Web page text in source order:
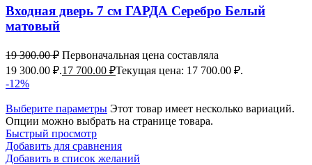
Входная дверь 7 см ГАРДА Серебро Белый
матовый
19 300.00₽ Первоначальная цена составляла
19 300.00 ₽.17 700.00 ₽Текущая цена: 17 700.00 ₽.
-12%
Выберите параметры Этот товар имеет несколько вариаций.
Опции можно выбрать на странице товара.
Быстрый просмотр
Добавить для сравнения
Добавить в список желаний